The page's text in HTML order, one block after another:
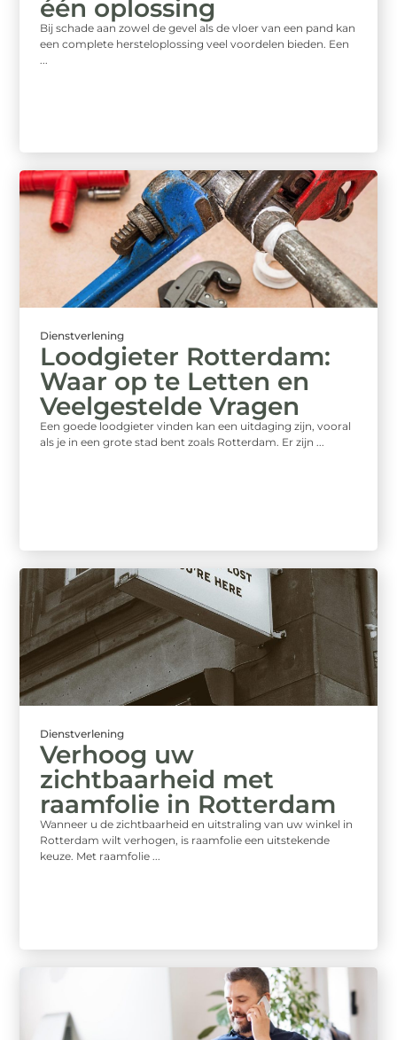
één oplossing
Bij schade aan zowel de gevel als de vloer van een pand kan
een complete hersteloplossing veel voordelen bieden. Een
Dienstverlening
Loodgieter Rotterdam:
Waar op te Letten en
Veelgestelde Vragen
Een goede loodgieter vinden kan een uitdaging zijn, vooral
als je in een grote stad bent zoals Rotterdam. Er zijn ...
Dienstverlening
Verhoog uw
zichtbaarheid met
raamfolie in Rotterdam
Wanneer u de zichtbaarheid en uitstraling van uw winkel in
Rotterdam wilt verhogen, is raamfolie een uitstekende
keuze. Met raamfolie ...